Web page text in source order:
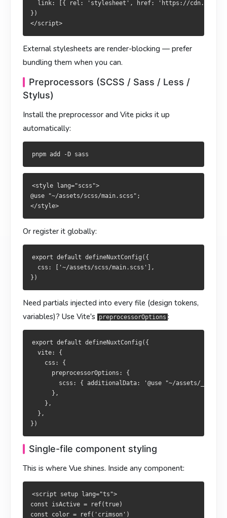
安装预处理器后 Vite 会自动识别：
<style lang="scss">
或全局注册：
想要每个文件都自动注入变量、设计 token？用 Vite 的
preprocessorOptions ：
  vite: {
scss: { additionalData: '@use "~/assets/
    },
  },
单文件组件样式
这正是 Vue 的强项：
<script setup lang="ts">
const isActive = ref(true)
const color = ref('crimson')
</script>
<template>
  <div :class="['box', { active: isActive }]">
    <p :style="{ color }">hello</p>
  </div>
</template>
<style scoped>
.box { padding: 1rem; }
.active { outline: 2px solid v-bind(color); }
安裝預處理器後 Vite 會自動識別：
<style lang="scss">
@use "~/assets/scss/main.scss";
或全域註冊：
export default defineNuxtConfig({
  css: ['~/assets/scss/main.scss'],
希望每個檔都自動注入變數、設計 token？使用 Vite 的
preprocessorOptions
export default defineNuxtConfig({
  vite: {
    css: {
      preprocessorOptions: {
scss: { additionalData: '@use "~/assets/
  },
單檔元件樣式
這正是 Vue 的強項：
<script setup lang="ts">
const isActive = ref(true)
const color = ref('crimson')
</script>
<template>
  <div :class="['box', { active: isActive }]">
  </div>
<style scoped>
.box { padding: 1rem; }
link: [{ rel: 'stylesheet', href: 'https://
})
External stylesheets are render-blocking — prefer
bundling them when you can.
Preprocessors (SCSS / Sass / Less /
Stylus)
Install the preprocessor and Vite picks it up
automatically:
<style lang="scss">
@use "~/assets/scss/main.scss";
Or register it globally:
export default defineNuxtConfig({
  css: ['~/assets/scss/main.scss'],
Need partials injected into every file (design tokens,
variables)? Use Vite's preprocessorOptions :
export default defineNuxtConfig({
  vite: {
    css: {
      preprocessorOptions: {
scss: { additionalData: '@use "~/assets/
      },
    },
  },
Single-file component styling
This is where Vue shines. Inside any component:
<script setup lang="ts">
const isActive = ref(true)
const color = ref('crimson')